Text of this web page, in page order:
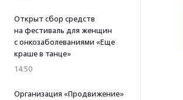
Открыт сбор средств
на фестиваль для женщин
с онкозаболеваниями «Еще
краше в танце»
14:50
Организация «Продвижение»